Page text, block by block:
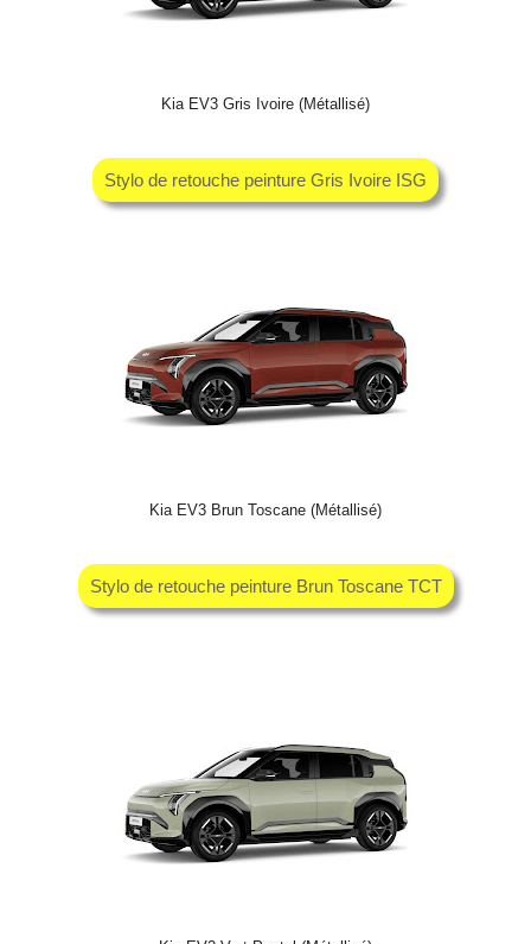
Kia EV3 Gris Ivoire (Métallisé)
Stylo de retouche peinture Gris Ivoire ISG
Kia EV3 Brun Toscane (Métallisé)
Stylo de retouche peinture Brun Toscane TCT